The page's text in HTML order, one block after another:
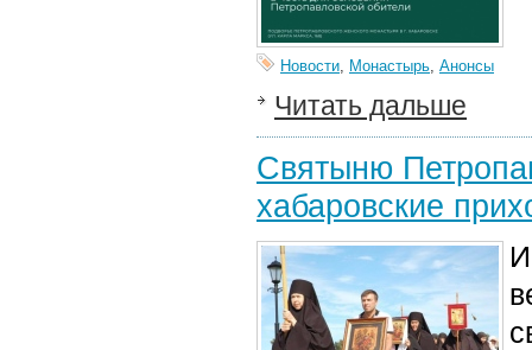
Новости, Монастырь, Анонсы
Читать дальше
Святыню
хабаровские